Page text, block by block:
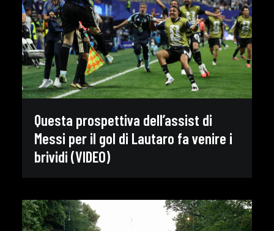
Questa prospettiva dell’assist di
Messi per il gol di Lautaro fa venire i
brividi (VIDEO)